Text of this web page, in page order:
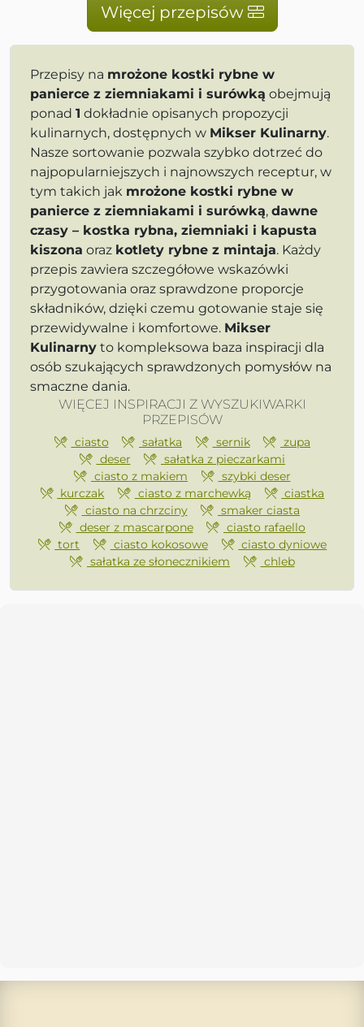
Więcej przepisów
Przepisy na mrożone kostki rybne w
panierce z ziemniakami i surówką obejmują
ponad 1 dokładnie opisanych propozycji
kulinarnych, dostępnych w Mikser Kulinarny.
Nasze sortowanie pozwala szybko dotrzeć do
najpopularniejszych i najnowszych receptur, w
tym takich jak mrożone kostki rybne w
panierce z ziemniakami i surówką, dawne
czasy – kostka rybna, ziemniaki i kapusta
kiszona oraz kotlety rybne z mintaja. Każdy
przepis zawiera szczegółowe wskazówki
przygotowania oraz sprawdzone proporcje
składników, dzięki czemu gotowanie staje się
przewidywalne i komfortowe. Mikser
Kulinarny to kompleksowa baza inspiracji dla
osób szukających sprawdzonych pomysłów na
smaczne dania.
WIĘCEJ INSPIRACJI Z WYSZUKIWARKI
PRZEPISÓW
ciasto sałatka sernik
zupa
deser
sałatka z pieczarkami
ciasto z makiem
szybki deser
kurczak
ciasto z marchewką
ciastka
ciasto na chrzciny
smaker ciasta
deser z mascarpone
ciasto rafaello
tort
ciasto kokosowe
ciasto dyniowe
sałatka ze słonecznikiem
chleb